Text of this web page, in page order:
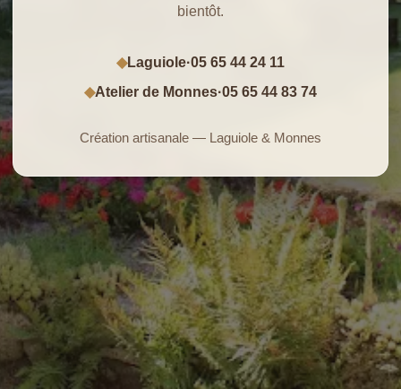
bientôt.
◆Laguiole·05 65 44 24 11
◆Atelier de Monnes·05 65 44 83 74
Création artisanale — Laguiole & Monnes